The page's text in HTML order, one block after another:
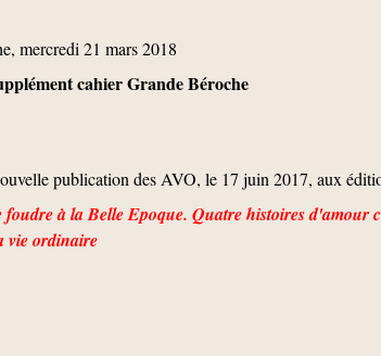
mercredi 21 mars 2018
cahier Grande Béroche
publication des AVO, le 17 juin 2017, aux
foudre à la Belle Epoque. Quatre histoires d'amour
vie ordinaire